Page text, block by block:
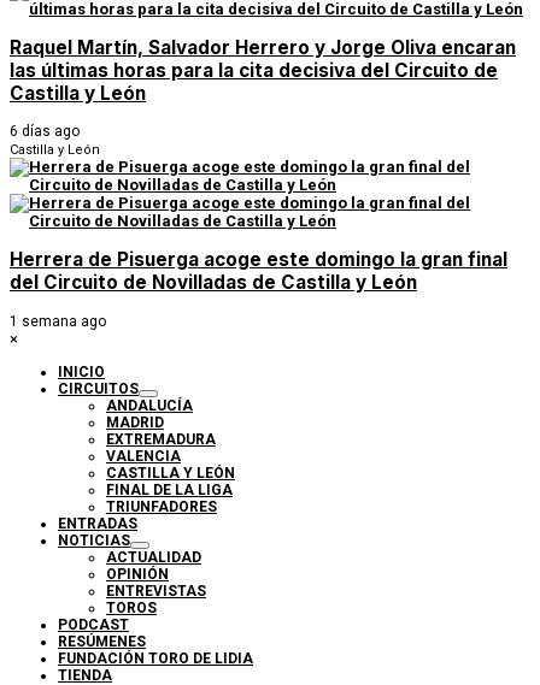
Raquel Martín, Salvador Herrero y Jorge Oliva encaran
las últimas horas para la cita decisiva del Circuito de
Castilla y León
6 días ago
Castilla y León
Herrera de Pisuerga acoge este domingo la gran final
del Circuito de Novilladas de Castilla y León
1 semana ago
×
INICIO
CIRCUITOS
ANDALUCÍA
MADRID
EXTREMADURA
VALENCIA
CASTILLA Y LEÓN
FINAL DE LA LIGA
TRIUNFADORES
ENTRADAS
NOTICIAS
ACTUALIDAD
OPINIÓN
ENTREVISTAS
TOROS
PODCAST
RESÚMENES
FUNDACIÓN TORO DE LIDIA
TIENDA